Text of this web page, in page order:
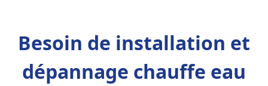
Besoin de installation et
dépannage chauffe eau